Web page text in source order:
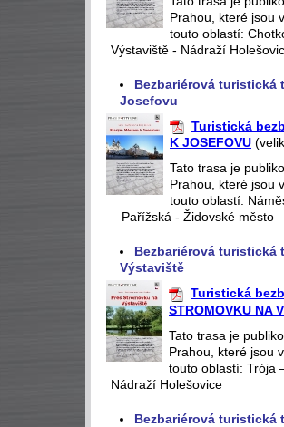
Prahou, které jsou
touto oblastí:
Výstaviště - Nádraží
Bezbariérová turistická
Josefovu
Turistická
K JOSEFOVU
Tato trasa je
Prahou, které jsou
touto oblastí:
– Pařížská - Židovské město
Bezbariérová turistická
Výstaviště
Turistická
STROMOVKU NA
Tato trasa je
Prahou, které jsou
touto oblastí: Trója
Nádraží Holešovice
Bezbariérová turistická